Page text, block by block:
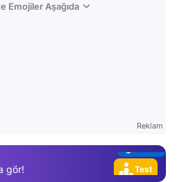
Emojiler Aşağıda
Reklam
gör!